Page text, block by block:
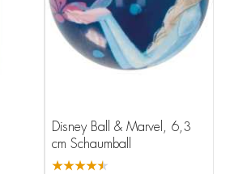
Disney Ball & Marvel, 6,3
cm Schaumball
★★★★★